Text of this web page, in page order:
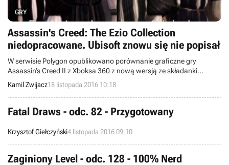
GRY
Assassin's Creed: The Ezio Collection
niedopracowane. Ubisoft znowu się nie popisał
W serwisie Polygon opublikowano porównanie graficzne gry
Assassin’s Creed II z Xboksa 360 z nową wersją ze składanki
Assassin's Creed: The Ezio Collection przeznaczonej na Xboksa
One. Okazało się, że jedna z postaci NPC jest co najmniej dziwna,
system wspinaczki uległ pogorszeniu, a do tego nie brakuje błędów.
Kamil Zwijacz18 listopada 2016 10:18
Fatal Draws - odc. 82 - Przygotowany
Krzysztof Giełczyński4 listopada 2016 09:10
Zaginiony Level - odc. 128 - 100% Nerd